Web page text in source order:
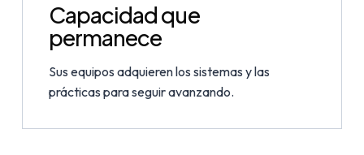
Capacidad que
permanece
Sus equipos adquieren los sistemas y las
prácticas para seguir avanzando.